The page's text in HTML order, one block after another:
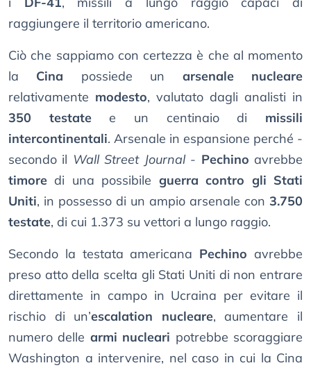
raggiungere il territorio americano.
Ciò che sappiamo con certezza è che al momento
la Cina possiede un arsenale nucleare
relativamente modesto, valutato dagli analisti in
350 testatee un centinaio di missili
intercontinentali. Arsenale in espansione perché -
secondo il Wall Street Journal- Pechino avrebbe
timore di una possibile guerra contro gli Stati
Uniti, in possesso di un ampio arsenale con 3.750
testate, di cui 1.373 su vettori a lungo raggio.
Secondo la testata americana Pechino avrebbe
preso atto della scelta gli Stati Uniti di non entrare
direttamente in campo in Ucraina per evitare il
rischio di un’escalation nucleare, aumentare il
numero delle armi nucleari potrebbe scoraggiare
Washington a intervenire, nel caso in cui la Cina